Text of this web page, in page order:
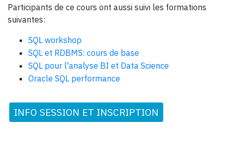
Participants de ce cours ont aussi suivi les formations
suivantes:
SQL workshop
SQL et RDBMS: cours de base
SQL pour l'analyse BI et Data Science
Oracle SQL performance
INFO SESSION ET INSCRIPTION